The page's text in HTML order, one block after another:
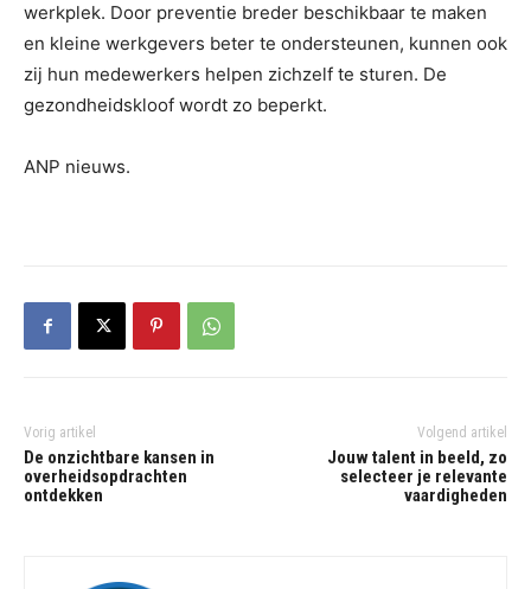
werkplek. Door preventie breder beschikbaar te maken
en kleine werkgevers beter te ondersteunen, kunnen ook
zij hun medewerkers helpen zichzelf te sturen. De
gezondheidskloof wordt zo beperkt.
ANP nieuws.
Vorig artikel
De onzichtbare kansen in
overheidsopdrachten
ontdekken
Volgend artikel
Jouw talent in beeld, zo
selecteer je relevante
vaardigheden